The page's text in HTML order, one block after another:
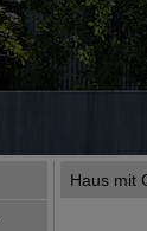
Haus mit